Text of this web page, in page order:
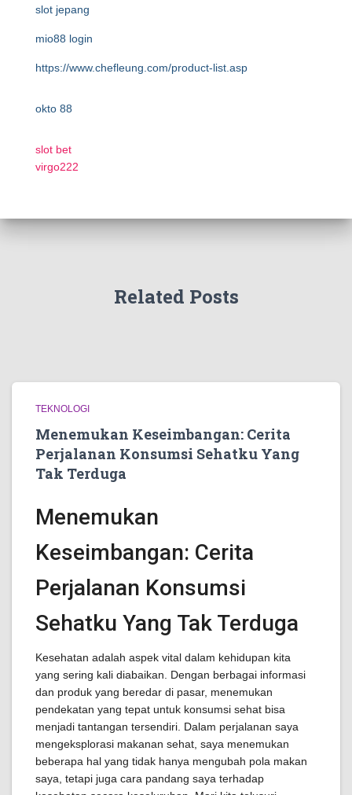
slot jepang
mio88 login
https://www.chefleung.com/product-list.asp
okto 88
slot bet
virgo222
Related Posts
TEKNOLOGI
Menemukan Keseimbangan: Cerita
Perjalanan Konsumsi Sehatku Yang
Tak Terduga
Menemukan
Keseimbangan: Cerita
Perjalanan Konsumsi
Sehatku Yang Tak Terduga
Kesehatan adalah aspek vital dalam kehidupan kita
yang sering kali diabaikan. Dengan berbagai informasi
dan produk yang beredar di pasar, menemukan
pendekatan yang tepat untuk konsumsi sehat bisa
menjadi tantangan tersendiri. Dalam perjalanan saya
mengeksplorasi makanan sehat, saya menemukan
beberapa hal yang tidak hanya mengubah pola makan
saya, tetapi juga cara pandang saya terhadap